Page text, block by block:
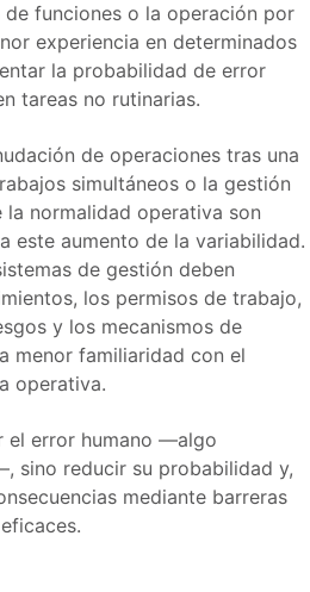
de funciones o la operación por
experiencia en determinados
la probabilidad de error
tareas no rutinarias.
de operaciones tras una
simultáneos o la gestión
normalidad operativa son
este aumento de la variabilidad.
de gestión deben
los permisos de trabajo,
y los mecanismos de
menor familiaridad con el
operativa.
el error humano —algo
sino reducir su probabilidad y,
mediante barreras